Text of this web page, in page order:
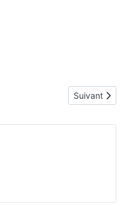
Article
Suivant